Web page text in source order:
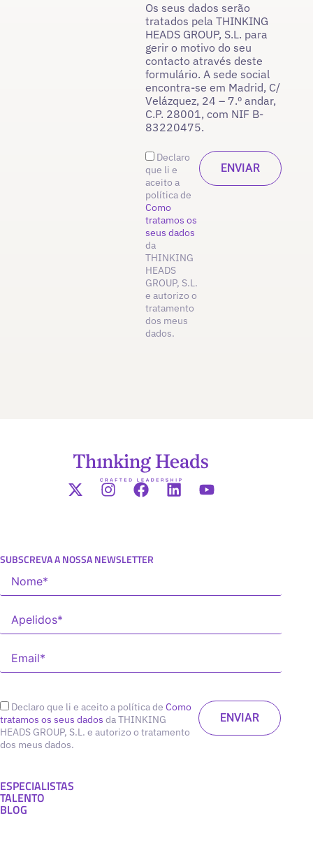
Os seus dados serão
tratados pela THINKING
HEADS GROUP, S.L. para
gerir o motivo do seu
contacto através deste
formulário. A sede social
encontra-se em Madrid, C/
Velázquez, 24 – 7.º andar,
C.P. 28001, com NIF B-
83220475.
Declaro
que li e
aceito a
política de
Como
tratamos os
seus dados
da
THINKING
HEADS
GROUP, S.L.
e autorizo o
tratamento
dos meus
dados.
SUBSCREVA A NOSSA NEWSLETTER
Declaro que li e aceito a política de Como
tratamos os seus dados da THINKING
HEADS GROUP, S.L. e autorizo o tratamento
dos meus dados.
ESPECIALISTAS
TALENTO
BLOG